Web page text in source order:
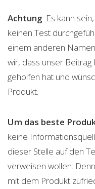
Achtung: Es kann
keinen Test
einem anderen
wir, dass unser
geholfen hat und
Produkt.
Um das beste
keine
dieser Stelle auf den
verweisen wollen.
mit dem Produkt